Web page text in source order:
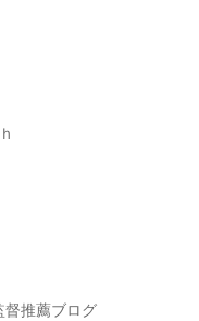
督推薦ブログ